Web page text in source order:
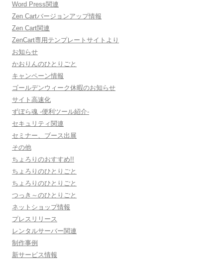
Word Press関連
Zen Cartバージョンアップ情報
Zen Cart関連
ZenCart専用テンプレートサイトより
お知らせ
かおりんのひとりごと
キャンペーン情報
ゴールデンウィーク休暇のお知らせ
サイト高速化
ずぼら魂 -便利ツール紹介-
セキュリティ関連
セミナー、ブース出展
その他
ちょろりのおすすめ!!
ちょろりのひとりごと
ちょろりのひとりごと
つっき～のひとりごと
ネットショップ情報
プレスリリース
レンタルサーバー関連
制作事例
新サービス情報